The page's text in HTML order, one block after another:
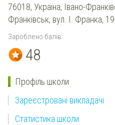
76018, Україна, Івано-
Франківськ, вул. І. Франка, 19
Зароблено балів:
48
Профіль школи
Зареєстровані викладачі
Статистика школи